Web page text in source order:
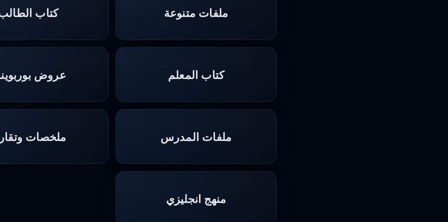
ملفات متنوعة كتاب
كتاب المعلم عروض
ملفات المدرس ملخصات
منهج انجليزي